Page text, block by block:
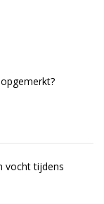
vocht tijdens